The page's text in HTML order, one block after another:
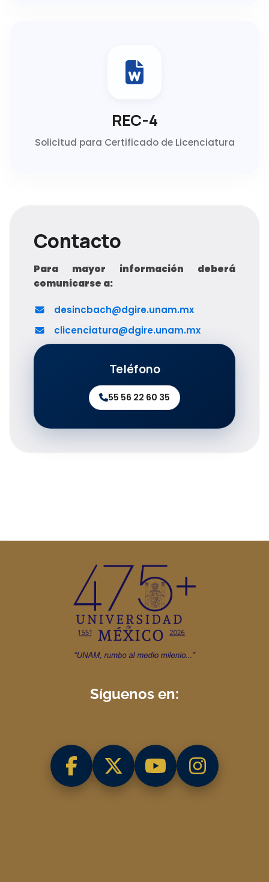
REC-4
Solicitud para Certificado de Licenciatura
Contacto
Para mayor información deberá
comunicarse a:
desincbach@dgire.unam.mx
clicenciatura@dgire.unam.mx
Teléfono
55 56 22 60 35
Síguenos en: